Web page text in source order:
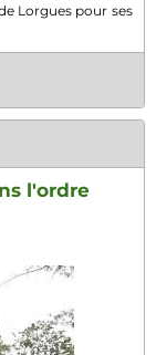
Lorgues pour ses
l'ordre